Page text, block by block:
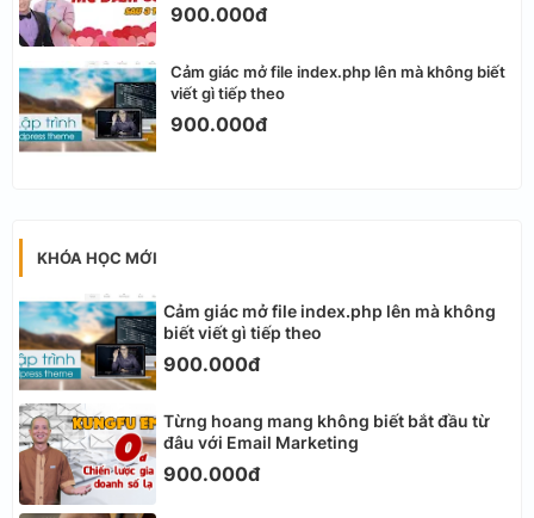
900.000đ
Cảm giác mở file index.php lên mà không biết
viết gì tiếp theo
900.000đ
KHÓA HỌC MỚI
Cảm giác mở file index.php lên mà không
biết viết gì tiếp theo
900.000đ
Từng hoang mang không biết bắt đầu từ
đâu với Email Marketing
900.000đ